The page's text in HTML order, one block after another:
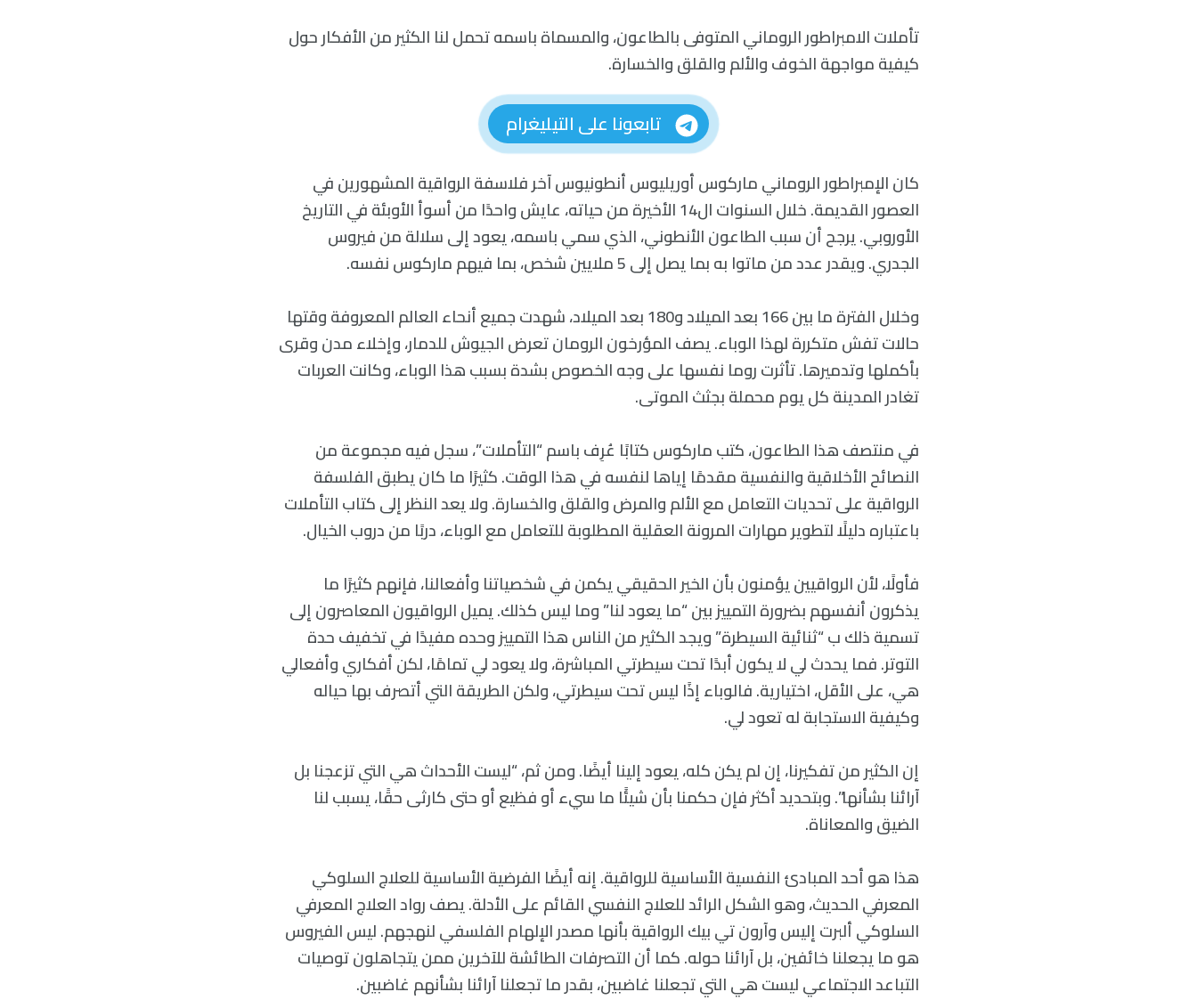
تأملات الامبراطور الروماني المتوفى بالطاعون، والمسماة باسمه تحمل لنا الكثير من الأفكار حول
كيفية مواجهة الخوف والألم والقلق والخسارة.
تابعونا على التيليغرام
كان الإمبراطور الروماني ماركوس أوريليوس أنطونيوس آخر فلاسفة الرواقية المشهورين في
العصور القديمة. خلال السنوات ال14 الأخيرة من حياته، عايش واحدًا من أسوأ الأوبئة في التاريخ
الأوروبي. يرجح أن سبب الطاعون الأنطوني، الذي سمي باسمه، يعود إلى سلالة من فيروس
الجدري. ويقدر عدد من ماتوا به بما يصل إلى 5 ملايين شخص، بما فيهم ماركوس نفسه.
وخلال الفترة ما بين 166 بعد الميلاد و180 بعد الميلاد، شهدت جميع أنحاء العالم المعروفة وقتها
حالات تفش متكررة لهذا الوباء. يصف المؤرخون الرومان تعرض الجيوش للدمار، وإخلاء مدن وقرى
بأكملها وتدميرها. تأثرت روما نفسها على وجه الخصوص بشدة بسبب هذا الوباء، وكانت العربات
تغادر المدينة كل يوم محملة بجثث الموتى.
في منتصف هذا الطاعون، كتب ماركوس كتابًا عُرِف باسم “التأملات”، سجل فيه مجموعة من
النصائح الأخلاقية والنفسية مقدمًا إياها لنفسه في هذا الوقت. كثيرًا ما كان يطبق الفلسفة
الرواقية على تحديات التعامل مع الألم والمرض والقلق والخسارة. ولا يعد النظر إلى كتاب التأملات
باعتباره دليلًا لتطوير مهارات المرونة العقلية المطلوبة للتعامل مع الوباء، دربًا من دروب الخيال.
فأولًا، لأن الرواقيين يؤمنون بأن الخير الحقيقي يكمن في شخصياتنا وأفعالنا، فإنهم كثيرًا ما
يذكرون أنفسهم بضرورة التمييز بين “ما يعود لنا” وما ليس كذلك. يميل الرواقيون المعاصرون إلى
تسمية ذلك ب “ثنائية السيطرة” ويجد الكثير من الناس هذا التمييز وحده مفيدًا في تخفيف حدة
التوتر. فما يحدث لي لا يكون أبدًا تحت سيطرتي المباشرة، ولا يعود لي تمامًا، لكن أفكاري وأفعالي
هي، على الأقل، اختيارية. فالوباء إذًا ليس تحت سيطرتي، ولكن الطريقة التي أتصرف بها حياله
وكيفية الاستجابة له تعود لي.
إن الكثير من تفكيرنا، إن لم يكن كله، يعود إلينا أيضًا. ومن ثم، “ليست الأحداث هي التي تزعجنا بل
آرائنا بشأنها”. وبتحديد أكثر فإن حكمنا بأن شيئًا ما سيء أو فظيع أو حتى كارثى حقًا، يسبب لنا
الضيق والمعاناة.
هذا هو أحد المبادئ النفسية الأساسية للرواقية. إنه أيضًا الفرضية الأساسية للعلاج السلوكي
المعرفي الحديث، وهو الشكل الرائد للعلاج النفسي القائم على الأدلة. يصف رواد العلاج المعرفي
السلوكي ألبرت إليس وآرون تي بيك الرواقية بأنها مصدر الإلهام الفلسفي لنهجهم. ليس الفيروس
هو ما يجعلنا خائفين، بل آرائنا حوله. كما أن التصرفات الطائشة للآخرين ممن يتجاهلون توصيات
التباعد الاجتماعي ليست هي التي تجعلنا غاضبين، بقدر ما تجعلنا آرائنا بشأنهم غاضبين.